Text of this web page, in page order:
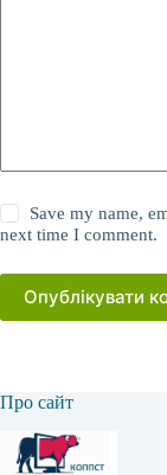
Save my name,
next time I comment.
Опублікувати
Про сайт